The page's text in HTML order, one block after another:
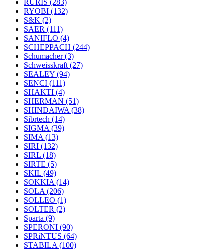
RURIS (283)
RYOBI (132)
S&K (2)
SAER (111)
SANIFLO (4)
SCHEPPACH (244)
Schumacher(3)
Schweisskraft (27)
SEALEY (94)
SENCI (111)
SHAKTI (4)
SHERMAN (51)
SHINDAIWA (38)
Sibrtech (14)
SIGMA (39)
SIMA (13)
SIRI (132)
SIRL (18)
SIRTE (5)
SKIL (49)
SOKKIA (14)
SOLA (206)
SOLLEO (1)
SOLTER (2)
Sparta (9)
SPERONI (90)
SPRiNTUS (64)
STABILA (100)